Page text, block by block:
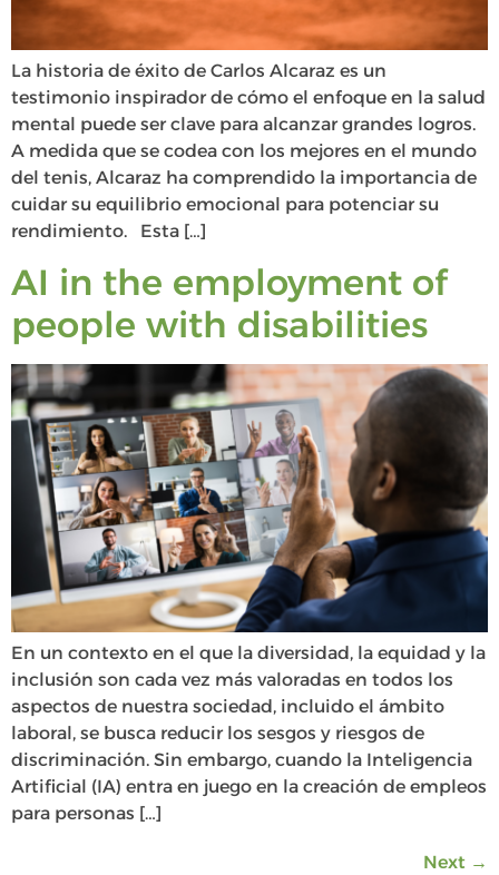
La historia de éxito de Carlos Alcaraz es un
testimonio inspirador de cómo el enfoque en la salud
mental puede ser clave para alcanzar grandes logros.
A medida que se codea con los mejores en el mundo
del tenis, Alcaraz ha comprendido la importancia de
cuidar su equilibrio emocional para potenciar su
rendimiento. Esta […]
AI in the employment of
people with disabilities
En un contexto en el que la diversidad, la equidad y la
inclusión son cada vez más valoradas en todos los
aspectos de nuestra sociedad, incluido el ámbito
laboral, se busca reducir los sesgos y riesgos de
discriminación. Sin embargo, cuando la Inteligencia
Artificial (IA) entra en juego en la creación de empleos
para personas […]
Next →